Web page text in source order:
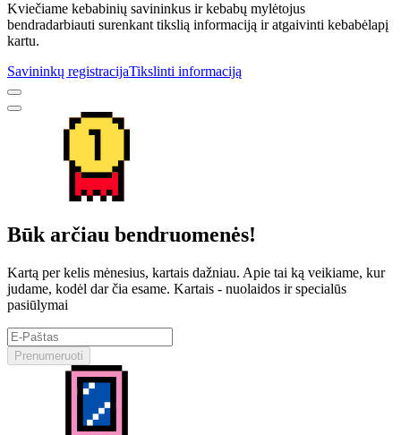
Kviečiame kebabinių savininkus ir kebabų mylėtojus
bendradarbiauti surenkant tikslią informaciją ir atgaivinti kebabėlapį
kartu.
Savininkų registracijaTikslinti informaciją
Būk arčiau bendruomenės!
Kartą per kelis mėnesius, kartais dažniau. Apie tai ką veikiame, kur
judame, kodėl dar čia esame. Kartais - nuolaidos ir specialūs
pasiūlymai
Prenumeruoti